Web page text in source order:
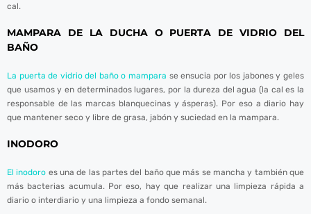
cal.
MAMPARA DE LA DUCHA O PUERTA DE VIDRIO DEL
BAÑO
La puerta de vidrio del baño o mampara se ensucia por los jabones y geles
que usamos y en determinados lugares, por la dureza del agua (la cal es la
responsable de las marcas blanquecinas y ásperas). Por eso a diario hay
que mantener seco y libre de grasa, jabón y suciedad en la mampara.
INODORO
El inodoro es una de las partes del baño que más se mancha y también que
más bacterias acumula. Por eso, hay que realizar una limpieza rápida a
diario o interdiario y una limpieza a fondo semanal.